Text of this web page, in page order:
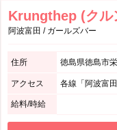
Krungthep (クル
阿波富田 / ガールズバー
住所 徳島県徳島市
アクセス 各線「阿波富
給料/時給